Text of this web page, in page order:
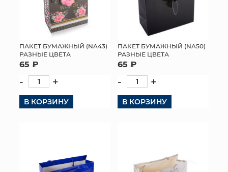
ПАКЕТ БУМАЖНЫЙ (NA43)
РАЗНЫЕ ЦВЕТА
65 ₽
- +
В КОРЗИНУ
ПАКЕТ БУМАЖНЫЙ (NA50)
РАЗНЫЕ ЦВЕТА
65 ₽
- +
В КОРЗИНУ